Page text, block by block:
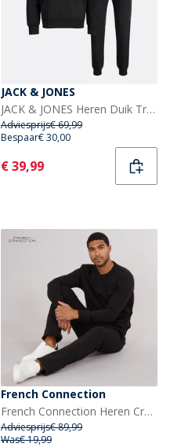
JACK & JONES
JACK & JONES Heren Duik Trainingspak Zwart
Adviesprijs€ 69,99
Bespaar€ 30,00
Current
€ 39,99
French Connection
French Connection Heren Crew Open Trainingspak Zwart
Adviesprijs€ 89,99
Was€ 19,99